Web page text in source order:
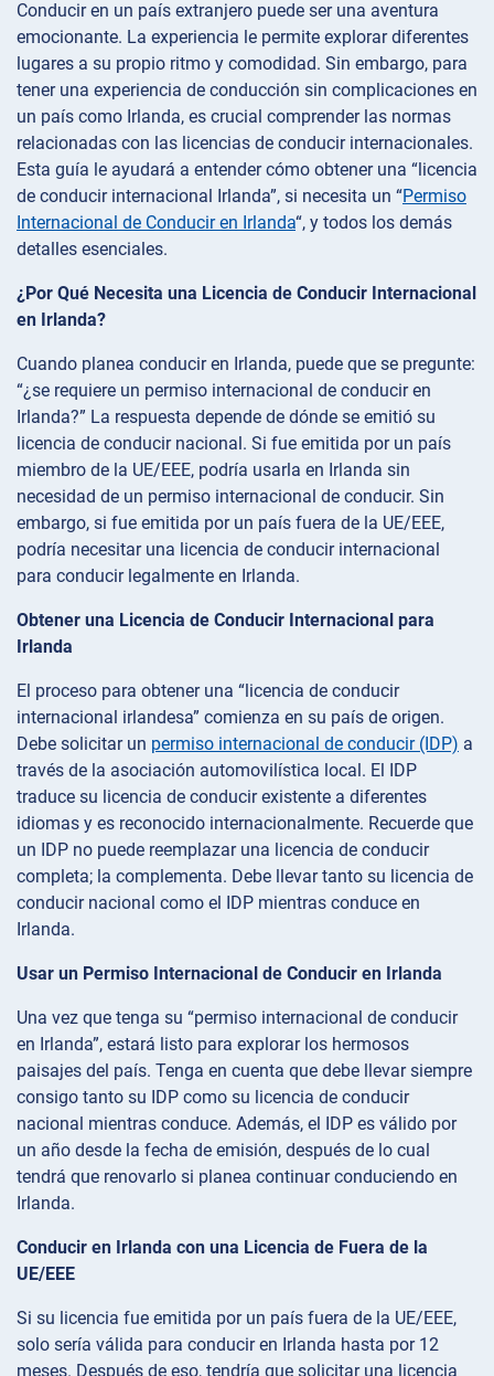
Conducir en un país extranjero puede ser una aventura
emocionante. La experiencia le permite explorar diferentes
lugares a su propio ritmo y comodidad. Sin embargo, para
tener una experiencia de conducción sin complicaciones en
un país como Irlanda, es crucial comprender las normas
relacionadas con las licencias de conducir internacionales.
Esta guía le ayudará a entender cómo obtener una “licencia
de conducir internacional Irlanda”, si necesita un “Permiso
Internacional de Conducir en Irlanda“, y todos los demás
detalles esenciales.
¿Por Qué Necesita una Licencia de Conducir Internacional
en Irlanda?
Cuando planea conducir en Irlanda, puede que se pregunte:
“¿se requiere un permiso internacional de conducir en
Irlanda?” La respuesta depende de dónde se emitió su
licencia de conducir nacional. Si fue emitida por un país
miembro de la UE/EEE, podría usarla en Irlanda sin
necesidad de un permiso internacional de conducir. Sin
embargo, si fue emitida por un país fuera de la UE/EEE,
podría necesitar una licencia de conducir internacional
para conducir legalmente en Irlanda.
Obtener una Licencia de Conducir Internacional para
Irlanda
El proceso para obtener una “licencia de conducir
internacional irlandesa” comienza en su país de origen.
Debe solicitar un permiso internacional de conducir (IDP) a
través de la asociación automovilística local. El IDP
traduce su licencia de conducir existente a diferentes
idiomas y es reconocido internacionalmente. Recuerde que
un IDP no puede reemplazar una licencia de conducir
completa; la complementa. Debe llevar tanto su licencia de
conducir nacional como el IDP mientras conduce en
Irlanda.
Usar un Permiso Internacional de Conducir en Irlanda
Una vez que tenga su “permiso internacional de conducir
en Irlanda”, estará listo para explorar los hermosos
paisajes del país. Tenga en cuenta que debe llevar siempre
consigo tanto su IDP como su licencia de conducir
nacional mientras conduce. Además, el IDP es válido por
un año desde la fecha de emisión, después de lo cual
tendrá que renovarlo si planea continuar conduciendo en
Irlanda.
Conducir en Irlanda con una Licencia de Fuera de la
UE/EEE
Si su licencia fue emitida por un país fuera de la UE/EEE,
solo sería válida para conducir en Irlanda hasta por 12
meses. Después de eso, tendría que solicitar una licencia